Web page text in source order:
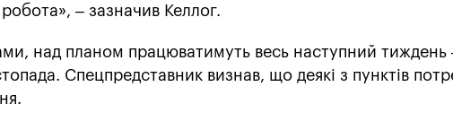
– зазначив Келлог.
над планом працюватимуть весь наступний тиждень
Спецпредставник визнав, що деякі з пунктів